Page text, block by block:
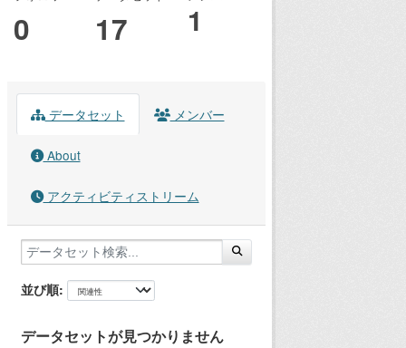
0 17 1
データセット メンバー
About
アクティビティストリーム
並び順
データセットが見つかりません